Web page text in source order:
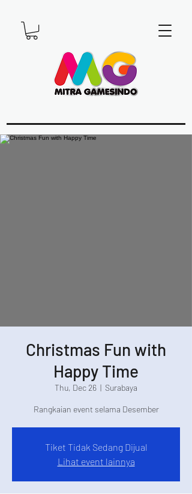
Christmas Fun with
Happy Time
Thu, Dec 26
  |
Surabaya
Rangkaian event selama Desember
Tiket Tidak Sedang Dijual
Lihat event lainnya